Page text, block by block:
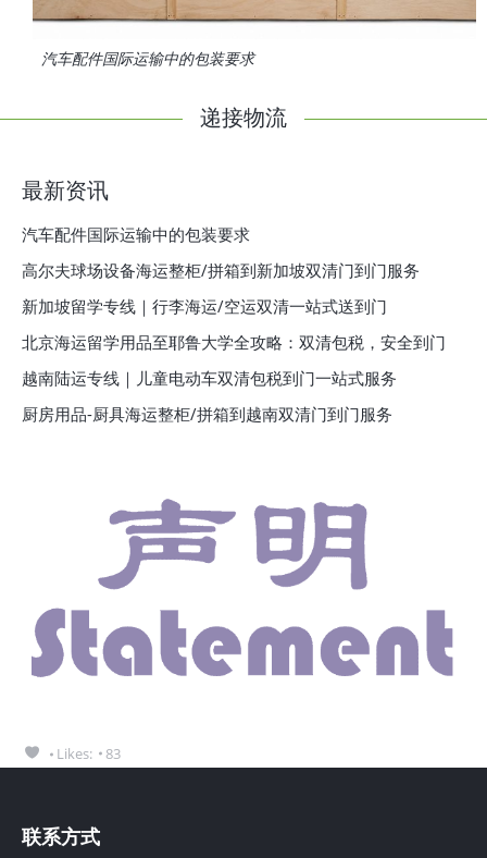
汽车配件国际运输中的包装要求
递接物流
最新资讯
汽车配件国际运输中的包装要求
高尔夫球场设备海运整柜/拼箱到新加坡双清门到门服务
新加坡留学专线｜行李海运/空运双清一站式送到门
北京海运留学用品至耶鲁大学全攻略：双清包税，安全到门
越南陆运专线｜儿童电动车双清包税到门一站式服务
厨房用品-厨具海运整柜/拼箱到越南双清门到门服务
Likes: 83
联系方式